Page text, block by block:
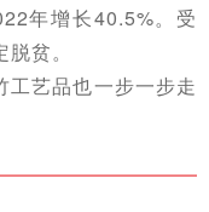
年增长40.5%。受
贫。
工艺品也一步一步走